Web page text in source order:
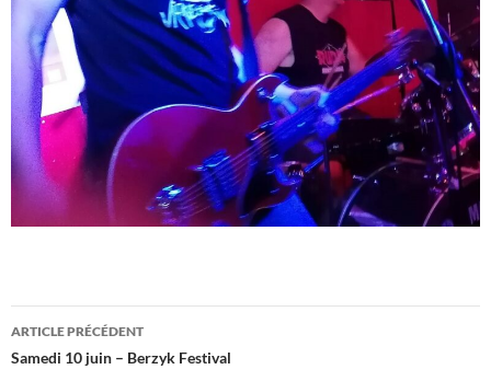
Navigation
des
ARTICLE PRÉCÉDENT
Samedi 10 juin – Berzyk Festival